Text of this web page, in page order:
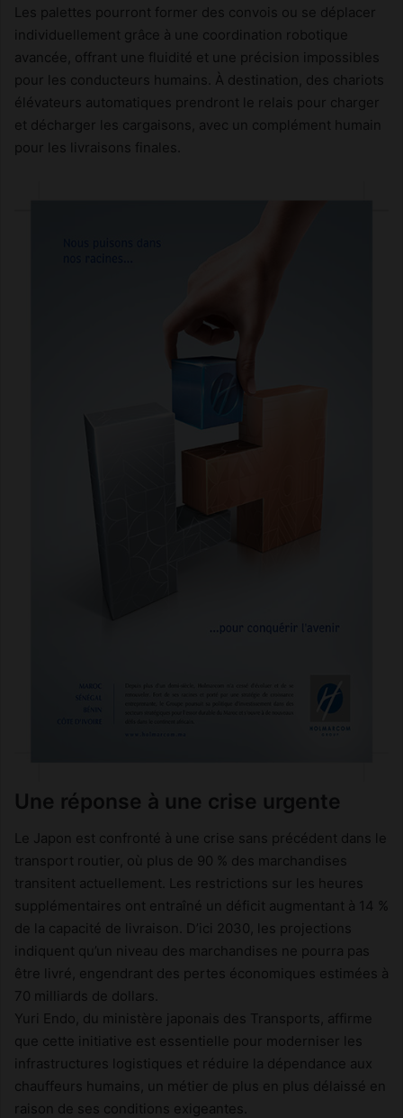
Les palettes pourront former des convois ou se déplacer
individuellement grâce à une coordination robotique
avancée, offrant une fluidité et une précision impossibles
pour les conducteurs humains. À destination, des chariots
élévateurs automatiques prendront le relais pour charger
et décharger les cargaisons, avec un complément humain
pour les livraisons finales.
Une réponse à une crise urgente
Le Japon est confronté à une crise sans précédent dans le
transport routier, où plus de 90 % des marchandises
transitent actuellement. Les restrictions sur les heures
supplémentaires ont entraîné un déficit augmentant à 14 %
de la capacité de livraison. D’ici 2030, les projections
indiquent qu’un niveau des marchandises ne pourra pas
être livré, engendrant des pertes économiques estimées à
70 milliards de dollars.
Yuri Endo, du ministère japonais des Transports, affirme
que cette initiative est essentielle pour moderniser les
infrastructures logistiques et réduire la dépendance aux
chauffeurs humains, un métier de plus en plus délaissé en
raison de ses conditions exigeantes.